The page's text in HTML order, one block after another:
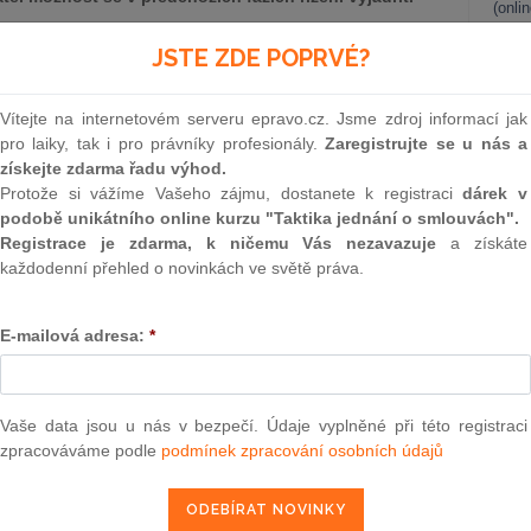
I.ÚS 3287/23 ze dne 9.10.2024)
dárek Vám zašleme aktuální online kurz na využití
REGISTROVAT ZDE
M. W., zastoupeného JUDr. P.Š., advokátem se
v Rokycanech sp. zn. 3 T 76/2022 ze dne 27. 3. 2023,
50 To 138/2023-419 ze dne 29. 5. 2023 a usnesení
455 ze dne 19. 9. 2023, za účasti Okresního soudu v
Nejvyššího soudu, jako účastníků řízení, a Okresního
státního zastupitelství v Plzni a Nejvyššího státního
tak, že ústavní stížnost se zamítá.
JSTE ZDE POPRVÉ?
Vítejte na internetovém serveru epravo.cz. Jsme zdroj informací jak
pro laiky, tak i pro právníky profesionály.Zaregistrujte se u nás a
získejte zdarma řadu výhod.
Protože si vážíme Vašeho zájmu, dostanete k registracidárek v
podobě unikátního online kurzu "Taktika jednání o smlouvách".
Registrace je zdarma, k ničemu Vás nezavazuje a získáte
každodenní přehled o novinkách ve světě práva.
E-mailová adresa: *
Vaše data jsou u nás v bezpečí. Údaje vyplněné při této registraci
zpracováváme podle podmínek zpracování osobních údajů